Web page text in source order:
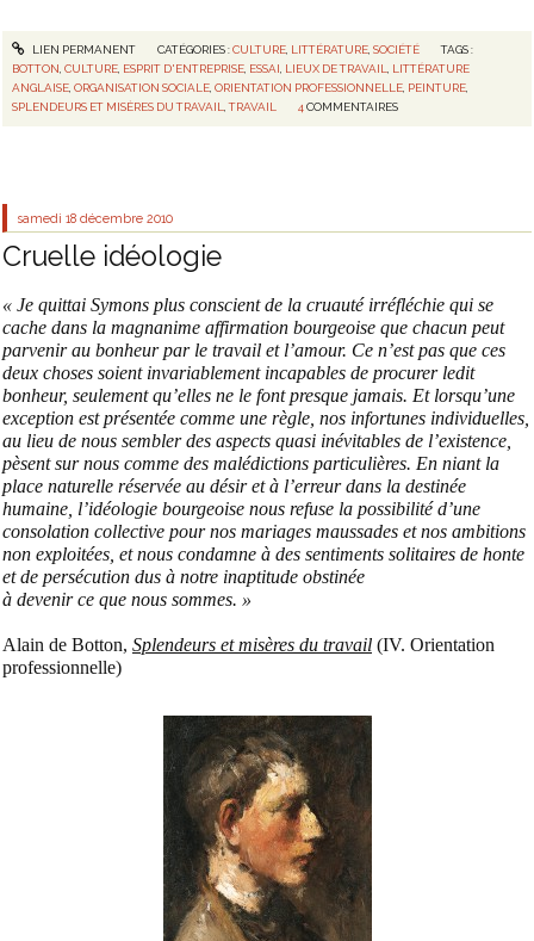
LIEN PERMANENT CATÉGORIES :CULTURE, LITTÉRATURE, SOCIÉTÉ
TAGS :
BOTTON,CULTURE, ESPRIT D'ENTREPRISE, ESSAI, LIEUX DE TRAVAIL, LITTÉRATURE
ANGLAISE,ORGANISATION SOCIALE,ORIENTATION PROFESSIONNELLE, PEINTURE,
SPLENDEURS ET MISÈRES DU TRAVAIL,TRAVAIL 4 COMMENTAIRES
samedi 18 décembre 2010
Cruelle idéologie
« Je quittai Symons plus conscient de la cruauté irréfléchie qui se
cache dans la magnanime affirmation bourgeoise que chacun peut
parvenir au bonheur par le travail et l’amour. Ce n’est pas que ces
deux choses soient invariablement incapables de procurer ledit
bonheur, seulement qu’elles ne le font presque jamais. Et lorsqu’une
exception est présentée comme une règle, nos infortunes individuelles,
au lieu de nous sembler des aspects quasi inévitables de l’existence,
pèsent sur nous comme des malédictions particulières. En niant la
place naturelle réservée au désir et à l’erreur dans la destinée
humaine, l’idéologie bourgeoise nous refuse la possibilité d’une
consolation collective pour nos mariages maussades et nos ambitions
non exploitées, et nous condamne à des sentiments solitaires de honte
et de persécution dus à notre inaptitude obstinée
à devenir ce que nous sommes. »
Alain de Botton, Splendeurs et misères du travail (IV. Orientation
professionnelle)